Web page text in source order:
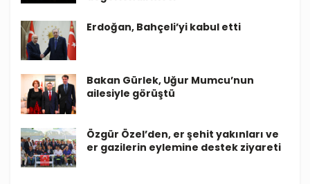
Erdoğan, Bahçeli’yi kabul etti
Bakan Gürlek, Uğur Mumcu’nun
ailesiyle görüştü
Özgür Özel’den, er şehit yakınları ve
er gazilerin eylemine destek ziyareti